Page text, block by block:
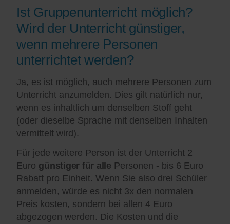
Ist Gruppenunterricht möglich?
Wird der Unterricht günstiger,
wenn mehrere Personen
unterrichtet werden?
Ja, es ist möglich, auch mehrere Personen zum
Unterricht anzumelden. Dies gilt natürlich nur,
wenn es inhaltlich um denselben Stoff geht
(oder dieselbe Sprache mit denselben Inhalten
vermittelt wird).
Für jede weitere Person ist der Unterricht 2
Euro günstiger für alle Personen - bis 6 Euro
Rabatt pro Einheit. Wenn Sie also drei Schüler
anmelden, würde es nicht 3x den normalen
Preis kosten, sondern bei allen 4 Euro
abgezogen werden. Die Kosten und die